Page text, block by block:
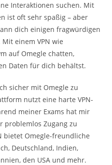
Interaktionen suchen. Mit
ist oft sehr spaßig – aber
dich einigen fragwürdigen
einem VPN wie
auf Omegle chatten,
Daten für dich behältst.
sicher mit Omegle zu
nutzt eine harte VPN-
meiner Exams hat mir
problemlos Zugang zu
bietet Omegle-freundliche
Deutschland, Indien,
den USA und mehr.